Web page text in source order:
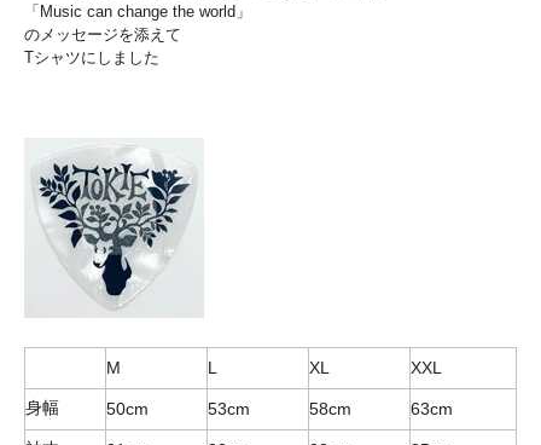
「Music can change the world」
のメッセージを添えて
Tシャツにしました
M L XL XXL
身幅 50cm 53cm 58cm 63cm